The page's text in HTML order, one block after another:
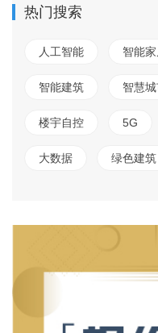
热门搜索
人工智能 智能
智能建筑 智慧
楼宇自控 5G
大数据 绿色建筑